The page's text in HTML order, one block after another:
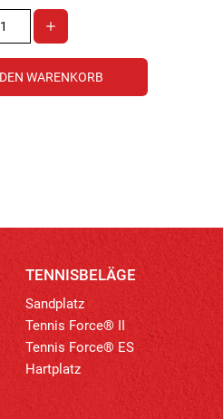
TENNISBELÄGE
Sandplatz
Tennis Force® II
Tennis Force® ES
Hartplatz